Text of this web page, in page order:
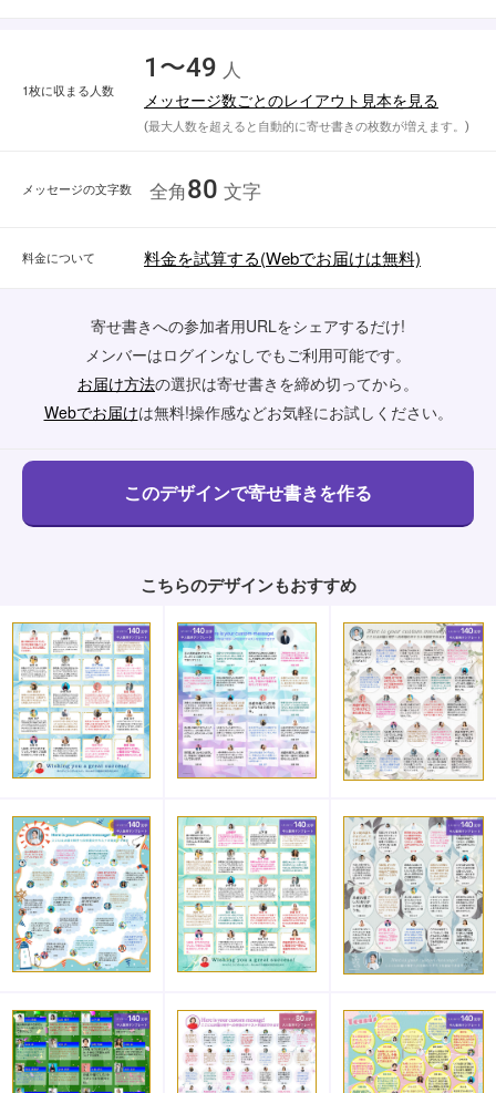
1枚に収まる人数
1〜49 人
メッセージ数ごとのレイアウト見本を見る
(最大人数を超えると自動的に寄せ書きの枚数が増えます。)
メッセージの文字数 全角 80 文字
料金について 料金を試算する(Webでお届けは無料)
寄せ書きへの参加者用URLをシェアするだけ!
メンバーはログインなしでもご利用可能です。
お届け方法の選択は寄せ書きを締め切ってから。
Webでお届けは無料!操作感などお気軽にお試しください。
こちらのデザインもおすすめ